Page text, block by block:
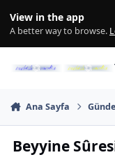
View in the app
A better way to browse.
Ana Sayfa
Beyyine